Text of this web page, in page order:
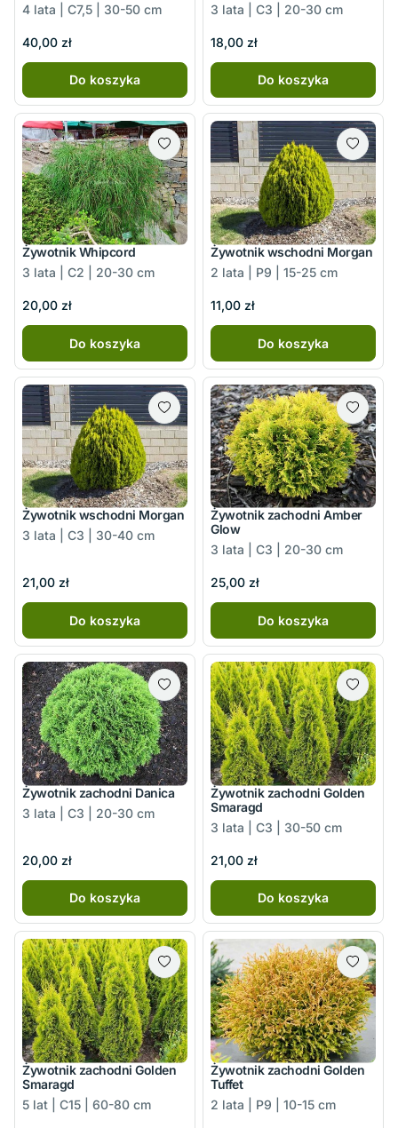
4 lata | C7,5 | 30-50 cm
40,00 zł
Do koszyka
3 lata | C3 | 20-30 cm
18,00 zł
Do koszyka
Żywotnik Whipcord
3 lata | C2 | 20-30 cm
20,00 zł
Do koszyka
Żywotnik wschodni Morgan
2 lata | P9 | 15-25 cm
11,00 zł
Do koszyka
Żywotnik wschodni Morgan
3 lata | C3 | 30-40 cm
21,00 zł
Do koszyka
Żywotnik zachodni Amber
Glow
3 lata | C3 | 20-30 cm
25,00 zł
Do koszyka
Żywotnik zachodni Danica
3 lata | C3 | 20-30 cm
20,00 zł
Do koszyka
Żywotnik zachodni Golden
Smaragd
3 lata | C3 | 30-50 cm
21,00 zł
Do koszyka
Żywotnik zachodni Golden
Smaragd
5 lat | C15 | 60-80 cm
Żywotnik zachodni Golden
Tuffet
2 lata | P9 | 10-15 cm